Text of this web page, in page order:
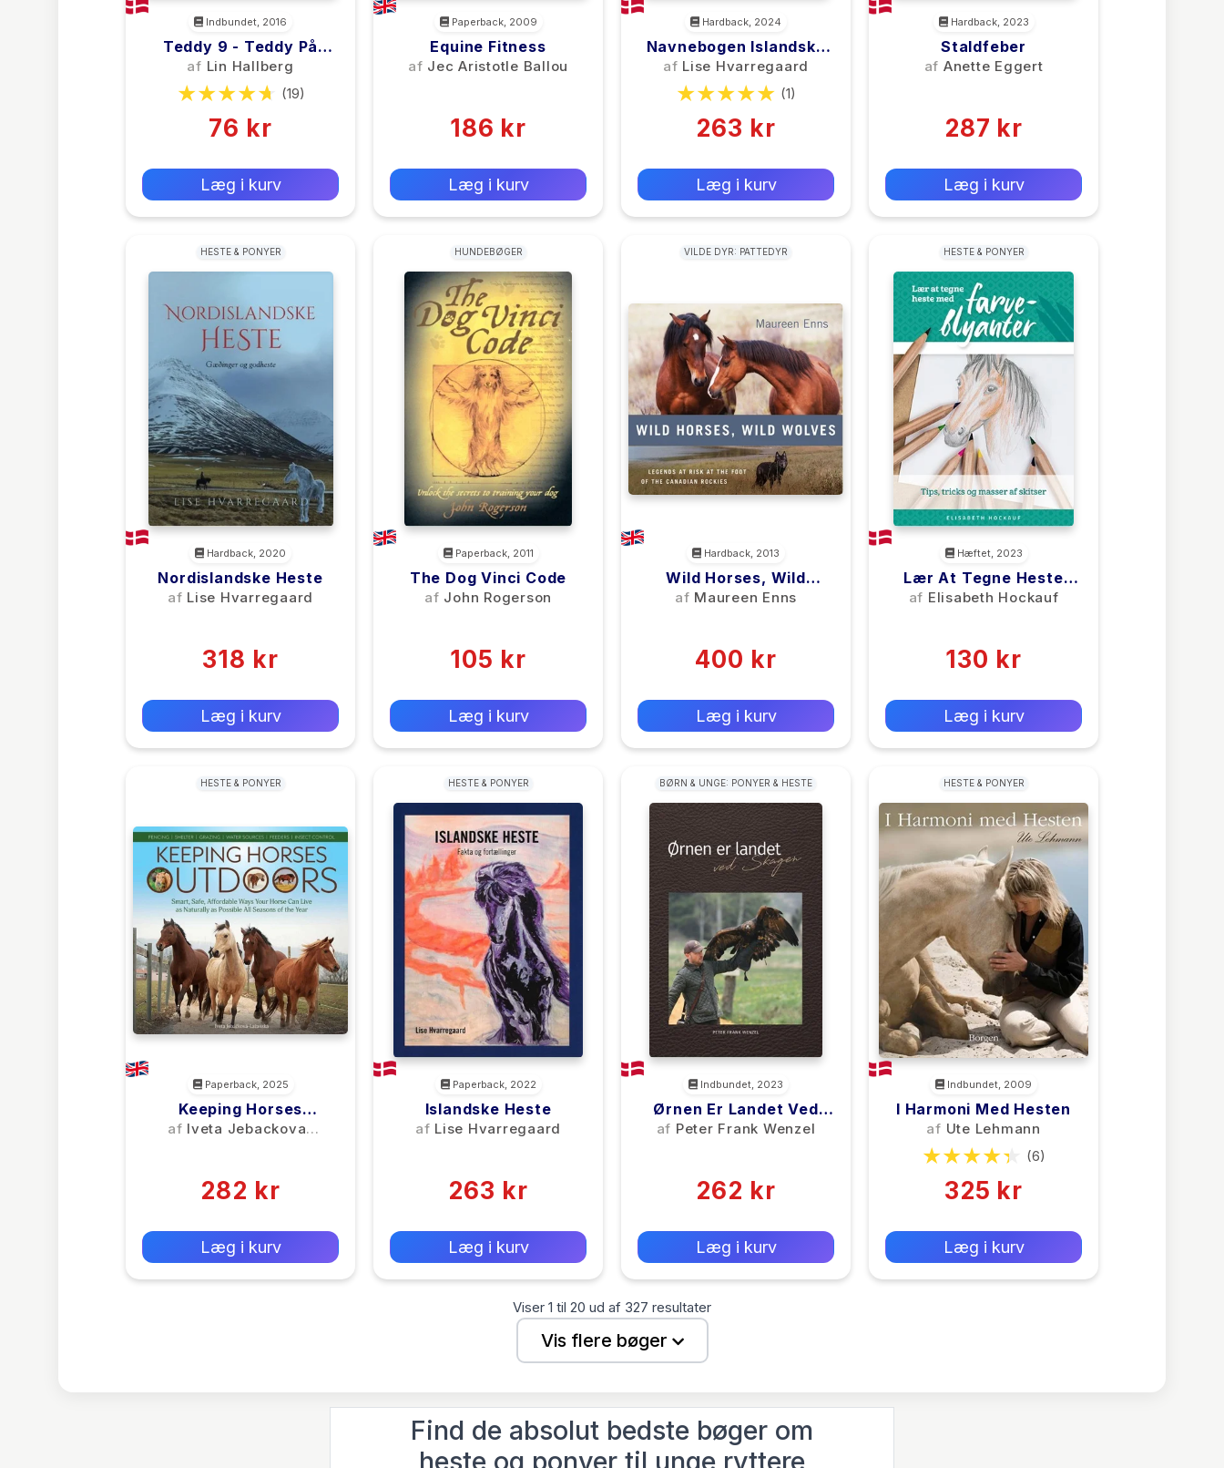
Indbundet, 2016
Teddy 9 - Teddy På
Spring
af Lin Hallberg
(19)
76 kr
Læg i kurv
Paperback, 2009
Equine Fitness
af Jec Aristotle Ballou
186 kr
Læg i kurv
Hardback, 2024
Navnebogen Islandske
Heste
af Lise Hvarregaard
(1)
263 kr
Læg i kurv
Hardback, 2023
Staldfeber
af Anette Eggert
287 kr
Læg i kurv
HESTE & PONYER
Hardback, 2020
Nordislandske Heste
af Lise Hvarregaard
318 kr
Læg i kurv
HUNDEBØGER
Paperback, 2011
The Dog Vinci Code
af John Rogerson
105 kr
Læg i kurv
VILDE DYR: PATTEDYR
Hardback, 2013
Wild Horses, Wild
Wolves
af Maureen Enns
400 kr
Læg i kurv
HESTE & PONYER
Hæftet, 2023
Lær At Tegne Heste
Med Farveblyanter
af Elisabeth Hockauf
130 kr
Læg i kurv
HESTE & PONYER
Paperback, 2025
Keeping Horses
Outdoors
af Iveta Jebackova-
282 kr
Læg i kurv
HESTE & PONYER
Paperback, 2022
Islandske Heste
af Lise Hvarregaard
263 kr
Læg i kurv
BØRN & UNGE: PONYER & HESTE
Indbundet, 2023
Ørnen Er Landet Ved
Skagen
af Peter Frank Wenzel
262 kr
Læg i kurv
HESTE & PONYER
Indbundet, 2009
I Harmoni Med Hesten
af Ute Lehmann
(6)
325 kr
Læg i kurv
Viser 1 til 20 ud af 327 resultater
Vis flere bøger
Find de absolut bedste bøger om
heste og ponyer til unge ryttere